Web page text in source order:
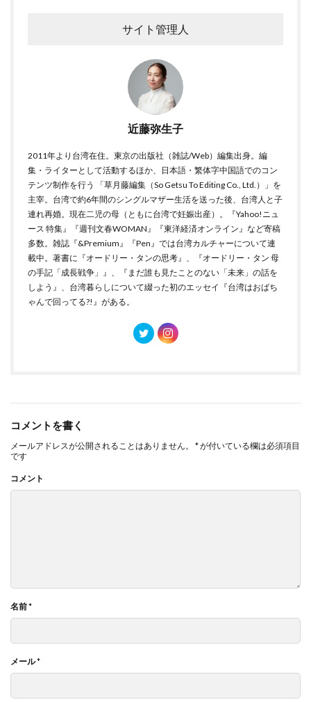
サイト管理人
近藤弥生子
2011年より台湾在住。東京の出版社（雑誌/Web）編集出身。編
集・ライターとして活動するほか、日本語・繁体字中国語でのコン
テンツ制作を行う 「草月藤編集（So Getsu To Editing Co., Ltd.）」を
主宰。台湾で約6年間のシングルマザー生活を送った後、台湾人と子
連れ再婚。現在二児の母（ともに台湾で妊娠出産）。『Yahoo!ニュ
ース 特集』『週刊文春WOMAN』『東洋経済オンライン』など寄稿
多数。雑誌『&Premium』『Pen』では台湾カルチャーについて連
載中。著書に『オードリー・タンの思考』、『オードリー・タン 母
の手記「成長戦争」』、『まだ誰も見たことのない「未来」の話を
しよう』、台湾暮らしについて綴った初のエッセイ『台湾はおばち
ゃんで回ってる?!』がある。
コメントを書く
メールアドレスが公開されることはありません。 *が付いている欄は必須項目
です
コメント
名前*
メール*